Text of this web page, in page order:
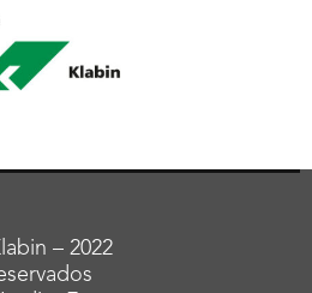
– 2022